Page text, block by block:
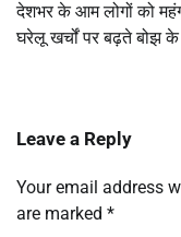
देशभर के आम लोगों को
घरेलू खर्चों पर बढ़ते बोझ
Leave a Reply
Your email address
are marked *